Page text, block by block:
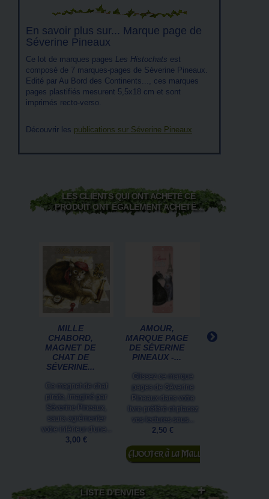
En savoir plus sur... Marque page de
Séverine Pineaux
Ce lot de marques pages Les Histochats est
composé de 7 marques-pages de Séverine Pineaux.
Edité par Au Bord des Continents..., ces marques
pages plastifiés mesurent 5,5x18 cm et sont
imprimés recto-verso.
Découvrir les publications sur Séverine Pineaux
LES CLIENTS QUI ONT ACHETÉ CE
PRODUIT ONT ÉGALEMENT ACHETÉ...
MILLE
CHABORD,
MAGNET DE
CHAT DE
SÉVERINE...
Ce magnet de chat
pirate, imaginé par
Séverine Pineaux,
saura agrémenter
votre intérieur d'une...
3,00 €
AMOUR,
MARQUE PAGE
DE SÉVERINE
PINEAUX -...
Glissez ce marque
pages de Séverine
Pineaux dans votre
livre préféré et placez
vos lectures sous...
2,50 €
Ajouter au
panier
GRIMOIRE
LISTE D'ENVIES